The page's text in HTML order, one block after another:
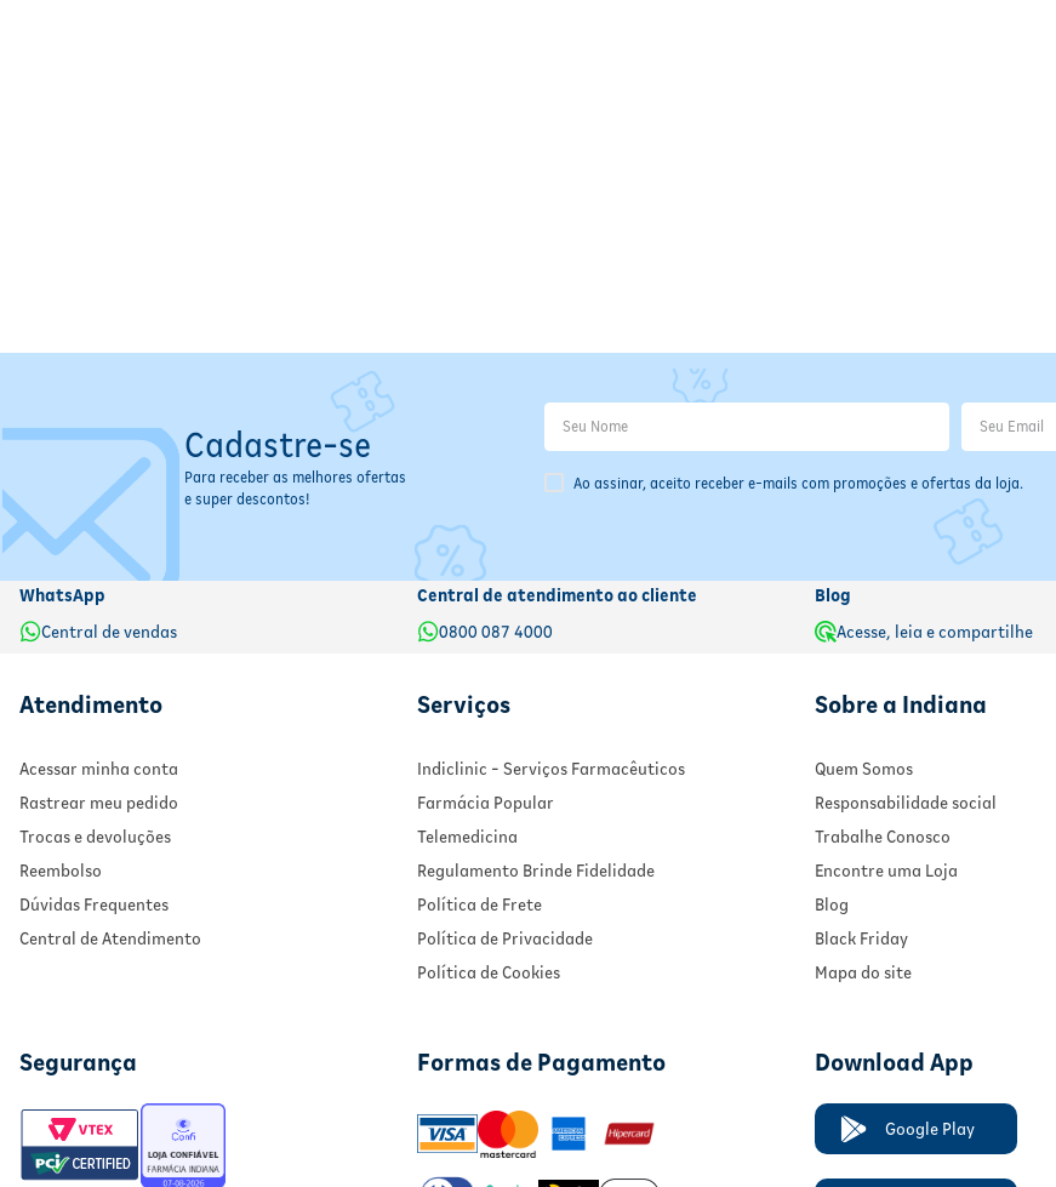
Cadastre-se
Para receber as melhores ofertas
e super descontos!
Ao assinar, aceito receber e-mails com promoções e ofertas da loja.
WhatsApp
Central de vendas
Central de atendimento ao cliente
0800 087 4000
Blog
Acesse, leia e compartilhe
Atendimento
Acessar minha conta
Rastrear meu pedido
Trocas e devoluções
Reembolso
Dúvidas Frequentes
Central de Atendimento
Serviços
Indiclinic - Serviços Farmacêuticos
Farmácia Popular
Telemedicina
Regulamento Brinde Fidelidade
Política de Frete
Política de Privacidade
Política de Cookies
Sobre a Indiana
Quem Somos
Responsabilidade social
Trabalhe Conosco
Encontre uma Loja
Blog
Black Friday
Mapa do site
Segurança Formas de Pagamento Download App
Google Play